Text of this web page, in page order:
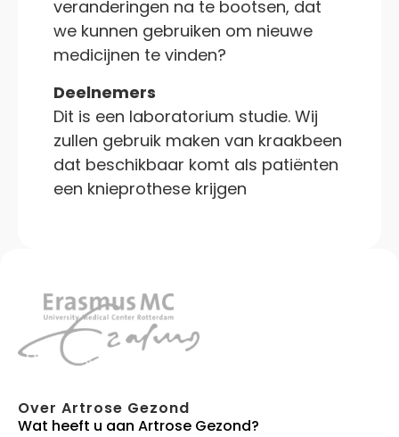
veranderingen na te bootsen, dat
we kunnen gebruiken om nieuwe
medicijnen te vinden?
Deelnemers
Dit is een laboratorium studie. Wij
zullen gebruik maken van kraakbeen
dat beschikbaar komt als patiënten
een knieprothese krijgen
Over Artrose Gezond
Wat heeft u aan Artrose Gezond?